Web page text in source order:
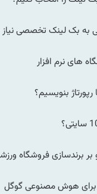
بک لینک تخصصی نیاز
های نرم افزار
بنویسیم؟
برندسازی فروشگاه
هوش مصنوعی گوگل